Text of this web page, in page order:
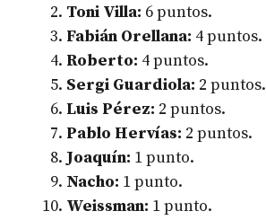
Toni Villa: 6 puntos.
Fabián Orellana: 4 puntos.
Roberto: 4 puntos.
Sergi Guardiola: 2 puntos.
Luis Pérez: 2 puntos.
Pablo Hervías: 2 puntos.
Joaquín: 1 punto.
Nacho: 1 punto.
Weissman: 1 punto.